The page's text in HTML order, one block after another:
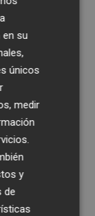
agosto con
de
en su
únicos
medir
y
de